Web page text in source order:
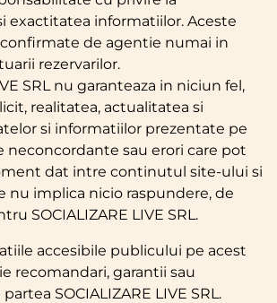
exactitatea informatiilor. Aceste
de agentie numai in
rezervarilor.
SRL nu garanteaza in niciun fel,
realitatea, actualitatea si
si informatiilor prezentate pe
neconcordante sau erori care pot
dat intre continutul site-ului si
nu implica nicio raspundere, de
SOCIALIZARE LIVE SRL.
accesibile publicului pe acest
recomandari, garantii sau
SOCIALIZARE LIVE SRL.